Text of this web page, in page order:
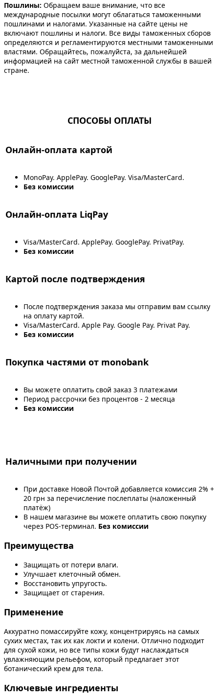
Пошлины: Обращаем ваше внимание, что все
международные посылки могут облагаться таможенными
пошлинами и налогами. Указанные на сайте цены не
включают пошлины и налоги. Все виды таможенных сборов
определяются и регламентируются местными таможенными
властями. Обращайтесь, пожалуйста, за дальнейшей
информацией на сайт местной таможенной службы в вашей
стране.
СПОСОБЫ ОПЛАТЫ
Онлайн-оплата картой
MonoPay. ApplePay. GooglePay. Visa/MasterCard.
Без комиссии
Онлайн-оплата LiqPay
Visa/MasterCard. ApplePay. GooglePay. PrivatPay.
Без комиссии
Картой после подтверждения
После подтверждения заказа мы отправим вам ссылку
на оплату картой.
Visa/MasterCard. Apple Pay. Google Pay. Privat Pay.
Без комиссии
Покупка частями от monobank
Вы можете оплатить свой заказ 3 платежами
Период рассрочки без процентов - 2 месяца
Без комиссии
Наличными при получении
При доставке Новой Почтой добавляется комиссия 2% +
20 грн за перечисление послеплаты (наложенный
платёж)
В нашем магазине вы можете оплатить свою покупку
через POS-терминал. Без комиссии
Преимущества
Защищать от потери влаги.
Улучшает клеточный обмен.
Восстановить упругость.
Защищает от старения.
Применение
Аккуратно помассируйте кожу, концентрируясь на самых
сухих местах, так их как локти и колени. Отлично подходит
для сухой кожи, но все типы кожи будут наслаждаться
увлажняющим рельефом, который предлагает этот
ботанический крем для тела.
Ключевые ингредиенты